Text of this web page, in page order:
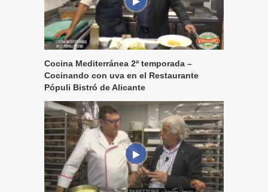
Cocina Mediterránea 2ª temporada –
Cocinando con uva en el Restaurante
Pópuli Bistró de Alicante